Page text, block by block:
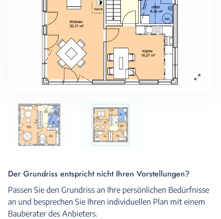
Der Grundriss entspricht nicht Ihren Vorstellungen?
Passen Sie den Grundriss an Ihre persönlichen Bedürfnisse
an und besprechen Sie Ihren individuellen Plan mit einem
Bauberater des Anbieters.